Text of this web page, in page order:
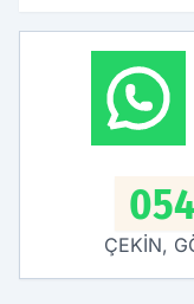
şüpheli yakalandı
ÇEKİN,